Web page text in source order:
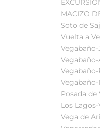
MACIZO
Soto de
Vuelta a
Vegabaño-
Posada de
Los
Vega de